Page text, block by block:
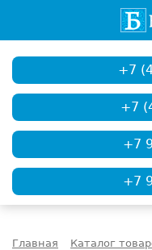
+7
+7
+7
+7
Главная
Каталог